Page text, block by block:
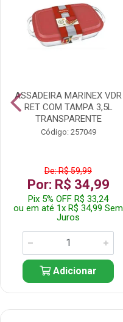
ASSADEIRA MARINEX VDR
RET COM TAMPA 3,5L
TRANSPARENTE
Código: 257049
De: R$ 59,99
Por: R$ 34,99
Pix 5% OFF R$ 33,24
ou em até 1x R$ 34,99 Sem
Juros
Adicionar